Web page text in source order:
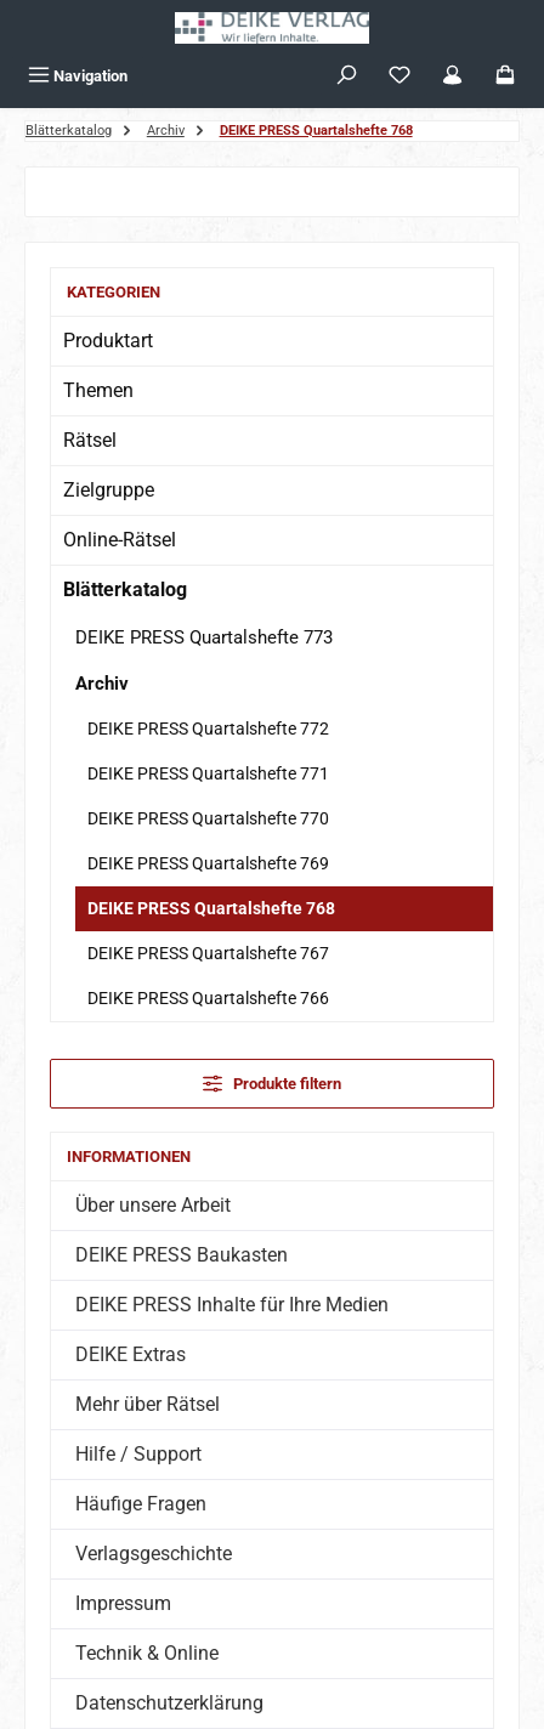
Navigation
Blätterkatalog Archiv DEIKE PRESS Quartalshefte 768
KATEGORIEN
Produktart
Themen
Rätsel
Zielgruppe
Online-Rätsel
Blätterkatalog
DEIKE PRESS Quartalshefte 773
Archiv
DEIKE PRESS Quartalshefte 772
DEIKE PRESS Quartalshefte 771
DEIKE PRESS Quartalshefte 770
DEIKE PRESS Quartalshefte 769
DEIKE PRESS Quartalshefte 768
DEIKE PRESS Quartalshefte 767
DEIKE PRESS Quartalshefte 766
Produkte filtern
INFORMATIONEN
Über unsere Arbeit
DEIKE PRESS Baukasten
DEIKE PRESS Inhalte für Ihre Medien
DEIKE Extras
Mehr über Rätsel
Hilfe / Support
Häufige Fragen
Verlagsgeschichte
Impressum
Technik & Online
Datenschutzerklärung